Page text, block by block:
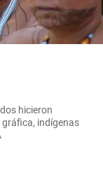
hicieron
indígenas